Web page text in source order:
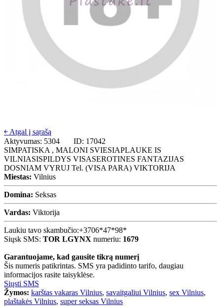
￩ Atgal į sąrašą
Aktyvumas: 5304 ID: 17042
SIMPATISKA , MALONI SVIESIAPLAUKE IS
VILNIASISPILDYS VISASEROTINES FANTAZIJAS
DOSNIAM VYRUJ Tel. (VISA PARA) VIKTORIJA
Miestas: Vilnius
Domina: Seksas
Vardas: Viktorija
Laukiu tavo skambučio:+3706*47*98*
Siųsk SMS: TOR LGYNX numeriu: 1679
Garantuojame, kad gausite tikrą numerį
Šis numeris patikrintas. SMS yra padidinto tarifo, daugiau
informacijos rasite taisyklėse.
Siųsti SMS
Žymos: karštas vakaras Vilnius, savaitgaliui Vilnius, sex Vilnius,
plaštakės Vilnius, super seksas Vilnius